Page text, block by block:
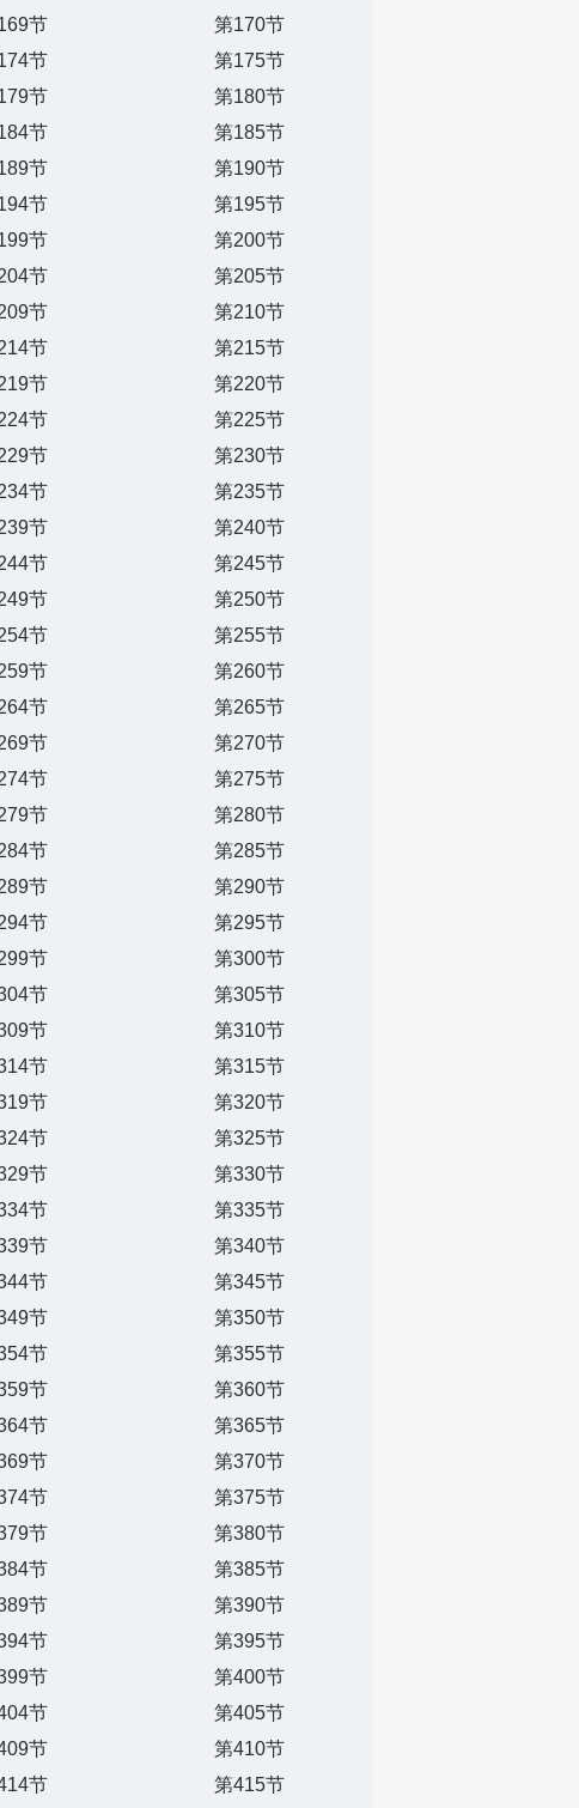
节
第170节
节
第175节
节
第180节
节
第185节
节
第190节
节
第195节
节
第200节
节
第205节
节
第210节
节
第215节
节
第220节
节
第225节
节
第230节
节
第235节
节
第240节
节
第245节
节
第250节
节
第255节
节
第260节
节
第265节
节
第270节
节
第275节
节
第280节
节
第285节
节
第290节
节
第295节
节
第300节
节
第305节
节
第310节
节
第315节
节
第320节
节
第325节
节
第330节
节
第335节
节
第340节
节
第345节
节
第350节
节
第355节
节
第360节
节
第365节
节
第370节
节
第375节
节
第380节
节
第385节
节
第390节
节
第395节
节
第400节
节
第405节
节
第410节
节 第415节